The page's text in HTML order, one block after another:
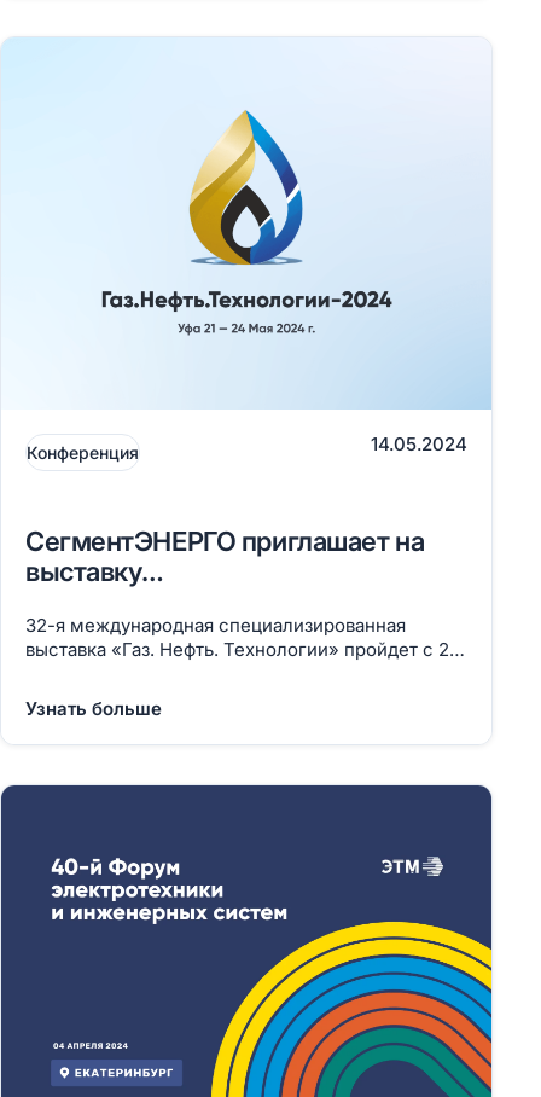
Конференция 14.05.2024
СегментЭНЕРГО приглашает на
выставку
32-я международная специализированная
выставка «Газ. Нефть. Технологии» пройдет с 21
наш стенд №200 в 3 павильоне на Российском
нефтегазохимическом форуме и 32-я
международной выставке «Газ. Нефть.
Республики Башкортостан №1916-р от 30.12.2023
г. Форум и Выставка являются крупнейшей в
России площадкой для презентации
современного оборудования, технологий и
решений для нефтегазохимической отрасли, а
также для конструктивного диалога
представителей власти, бизнеса и экспертного
сообщества. Мероприятия проходят при
поддержке и участии Минпромторга России и 11
федеральных ассоциаций и союзов.
Узнать больше